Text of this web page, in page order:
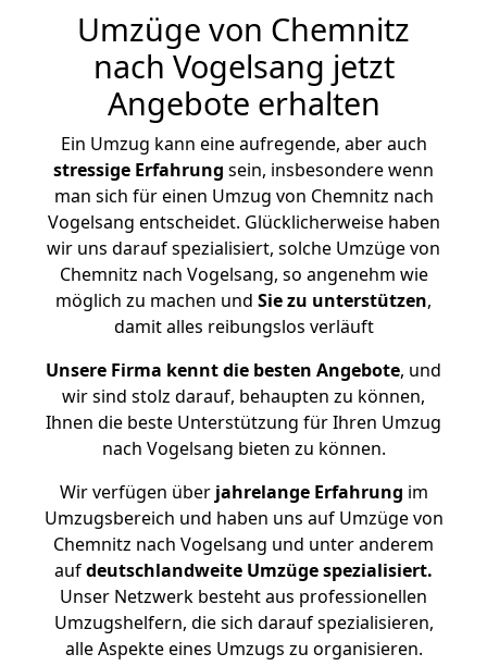
Umzüge von Chemnitz
nach Vogelsang jetzt
Angebote erhalten
Ein Umzug kann eine aufregende, aber auch
stressige Erfahrung sein, insbesondere wenn
man sich für einen Umzug von Chemnitz nach
Vogelsang entscheidet. Glücklicherweise haben
wir uns darauf spezialisiert, solche Umzüge von
Chemnitz nach Vogelsang, so angenehm wie
möglich zu machen und Sie zu unterstützen,
damit alles reibungslos verläuft
Unsere Firma kennt die besten Angebote, und
wir sind stolz darauf, behaupten zu können,
Ihnen die beste Unterstützung für Ihren Umzug
nach Vogelsang bieten zu können.
Wir verfügen überjahrelange Erfahrung im
Umzugsbereich und haben uns auf Umzüge von
Chemnitz nach Vogelsang und unter anderem
aufdeutschlandweite Umzüge spezialisiert.
Unser Netzwerk besteht aus professionellen
Umzugshelfern, die sich darauf spezialisieren,
alle Aspekte eines Umzugs zu organisieren.